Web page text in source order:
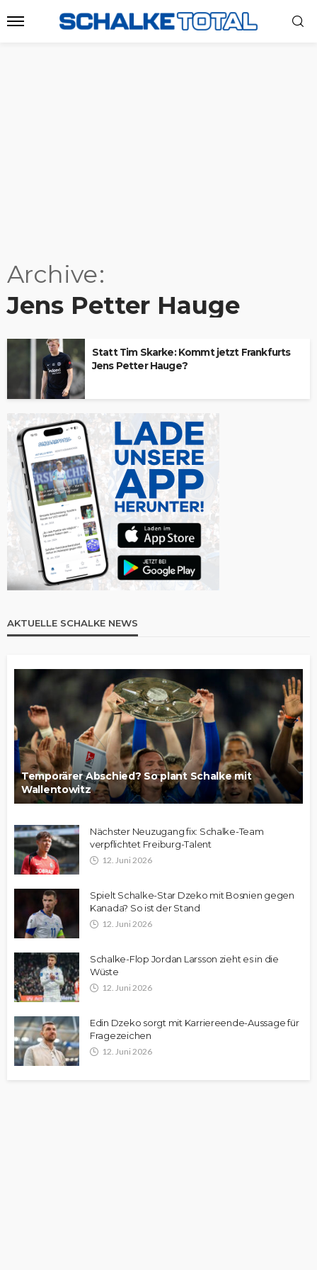
Archive
Jens Petter Hauge
Statt Tim Skarke: Kommt jetzt Frankfurts
Jens Petter Hauge?
AKTUELLE SCHALKE NEWS
Temporärer Abschied? So plant Schalke mit
Wallentowitz
Nächster Neuzugang fix: Schalke-Team
verpflichtet Freiburg-Talent
12. Juni 2026
Spielt Schalke-Star Dzeko mit Bosnien gegen
Kanada? So ist der Stand
12. Juni 2026
Schalke-Flop Jordan Larsson zieht es in die
Wüste
12. Juni 2026
Edin Dzeko sorgt mit Karriereende-Aussage für
Fragezeichen
12. Juni 2026